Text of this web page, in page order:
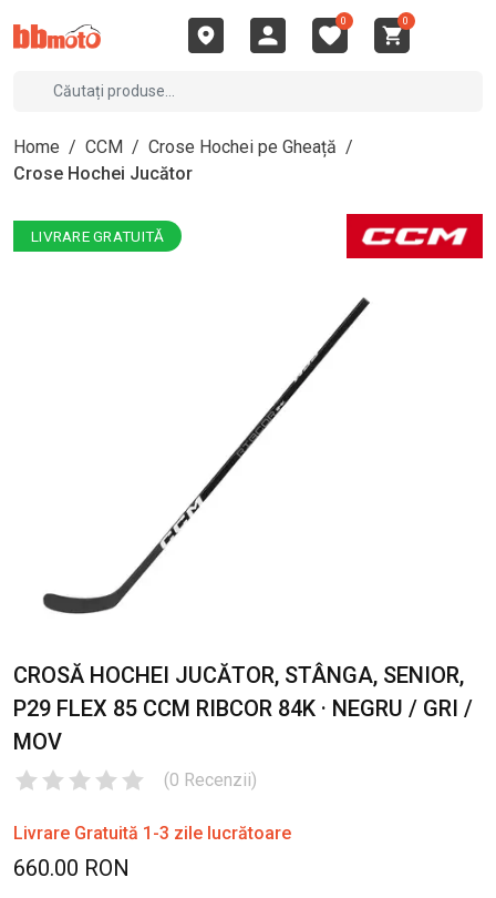
0 0
Home / CCM / Crose Hochei pe Gheață /
Crose Hochei Jucător
LIVRARE GRATUITĂ
CROSĂ HOCHEI JUCĂTOR, STÂNGA, SENIOR,
P29 FLEX 85 CCM RIBCOR 84K · NEGRU / GRI /
MOV
(0 Recenzii)
Livrare Gratuită 1-3 zile lucrătoare
660.00 RON